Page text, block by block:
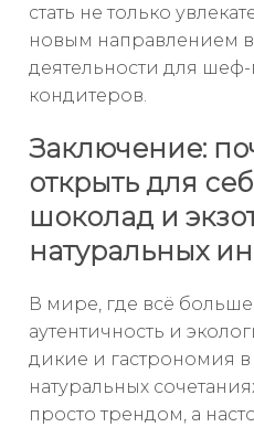
стать не только
новым направлением
деятельности для
кондитеров.
Заключение:
открыть для
шоколад и
натуральных
В мире, где всё больше
аутентичность и
дикие и гастрономия в
натуральных
просто трендом, а